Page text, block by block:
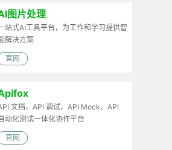
图片处理
站式AI工具平台，为工作和学习提供智
解决方案
官网
文档、API 调试、API Mock、API
动化测试一体化协作平台
官网